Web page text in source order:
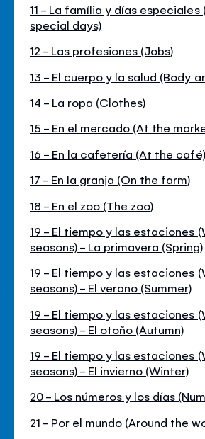
11 - La família y días especiales
special days)
12 - Las profesiones (Jobs)
13 - El cuerpo y la salud (Body
14 - La ropa (Clothes)
15 - En el mercado (At the
16 - En la cafetería (At the café)
17 - En la granja (On the farm)
18 - En el zoo (The zoo)
19 - El tiempo y las estaciones
seasons) - La primavera (Spring)
19 - El tiempo y las estaciones
seasons) - El verano (Summer)
19 - El tiempo y las estaciones
seasons) - El otoño (Autumn)
19 - El tiempo y las estaciones
seasons) - El invierno (Winter)
20 - Los números y los días
21 - Por el mundo (Around the